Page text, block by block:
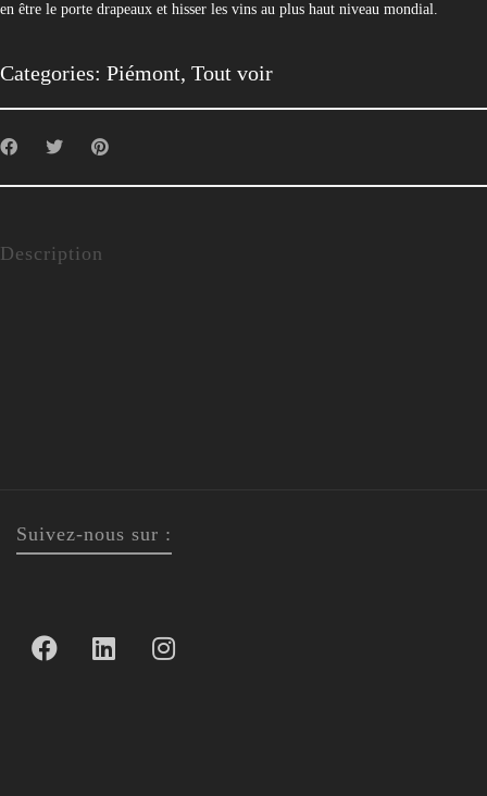
en être le porte drapeaux et hisser les vins au plus haut niveau mondial.
Categories: Piémont, Tout voir
Description
Suivez-nous sur :